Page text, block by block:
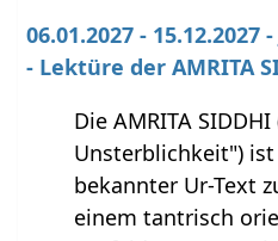
06.01.2027 -
- Lektüre der AMRITA
Die AMRITA
Unsterblichkeit")
bekannter Ur-Text
einem tantrisch